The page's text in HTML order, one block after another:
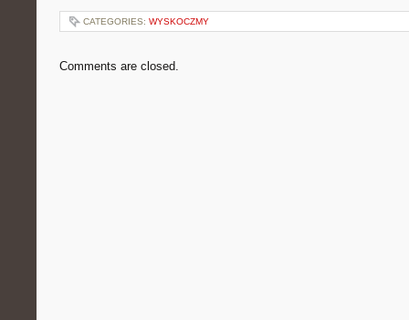
CATEGORIES: WYSKOCZMY
Comments are closed.